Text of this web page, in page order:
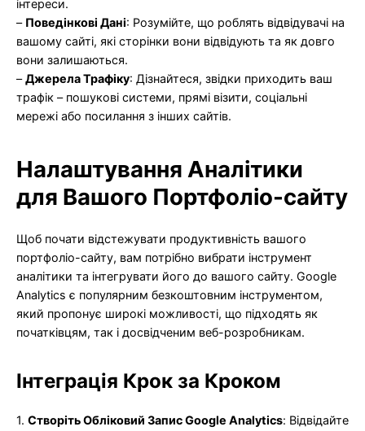
інтереси.
– Поведінкові Дані: Розумійте, що роблять відвідувачі на
вашому сайті, які сторінки вони відвідують та як довго
вони залишаються.
–Джерела Трафіку: Дізнайтеся, звідки приходить ваш
трафік – пошукові системи, прямі візити, соціальні
мережі або посилання з інших сайтів.
Налаштування Аналітики
для Вашого Портфоліо-сайту
Щоб почати відстежувати продуктивність вашого
портфоліо-сайту, вам потрібно вибрати інструмент
аналітики та інтегрувати його до вашого сайту. Google
Analytics є популярним безкоштовним інструментом,
який пропонує широкі можливості, що підходять як
початківцям, так і досвідченим веб-розробникам.
Інтеграція Крок за Кроком
1. Створіть Обліковий Запис Google Analytics: Відвідайте